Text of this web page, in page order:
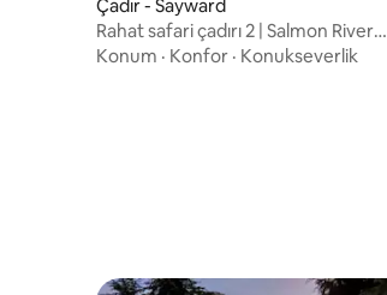
Çadır - Sayward
Rahat safari çadırı 2 | Salmon River
Camping Sayward
Konum · Konfor · Konukseverlik